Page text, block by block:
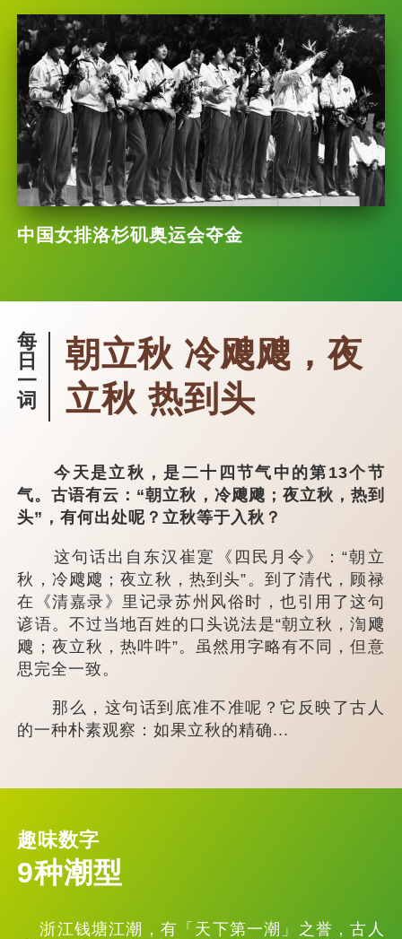
中国女排洛杉矶奥运会夺金
每
日
一
词
朝立秋 冷飕飕，夜
立秋 热到头
今天是立秋，是二十四节气中的第13个节
气。古语有云：“朝立秋，冷飕飕；夜立秋，热到
头”，有何出处呢？立秋等于入秋？
这句话出自东汉崔寔《四民月令》：“朝立
秋，冷飕飕；夜立秋，热到头”。到了清代，顾禄
在《清嘉录》里记录苏州风俗时，也引用了这句
谚语。不过当地百姓的口头说法是“朝立秋，渹飕
飕；夜立秋，热吽吽”。虽然用字略有不同，但意
思完全一致。
那么，这句话到底准不准呢？它反映了古人
的一种朴素观察：如果立秋的精确...
趣味数字
9种潮型
浙江钱塘江潮，有「天下第一潮」之誉，古人